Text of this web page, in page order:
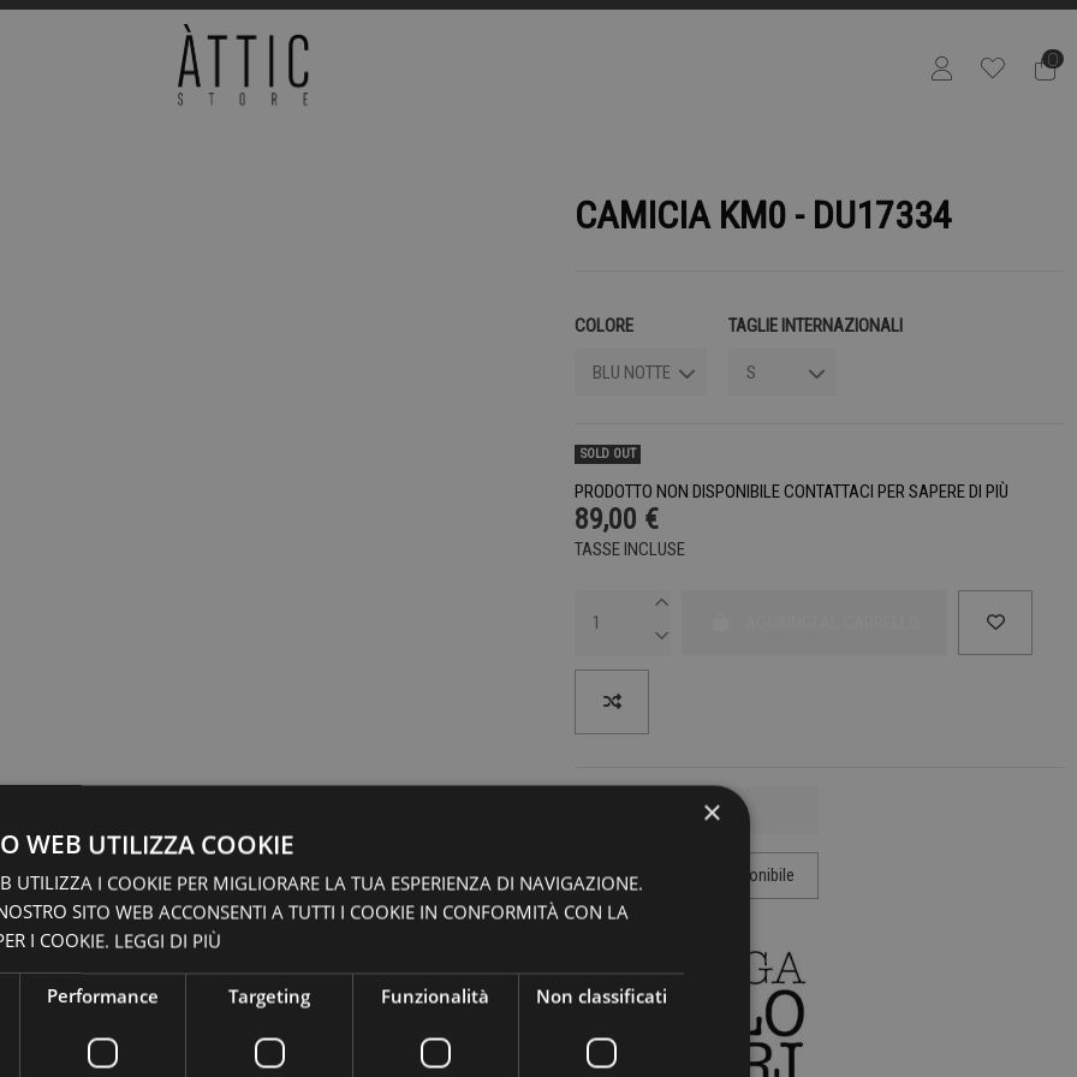
0
CAMICIA KM0 - DU17334
COLORE TAGLIE INTERNAZIONALI
SOLD OUT
PRODOTTO NON DISPONIBILE CONTATTACI PER SAPERE DI PIÙ
89,00 €
TASSE INCLUSE
×
WEB UTILIZZA COOKIE
UTILIZZA I COOKIE PER MIGLIORARE LA TUA ESPERIENZA DI NAVIGAZIONE.
SITO WEB ACCONSENTI A TUTTI I COOKIE IN CONFORMITÀ CON LA
I COOKIE. LEGGI DI PIÙ
Performance Targeting Funzionalità Non classificati